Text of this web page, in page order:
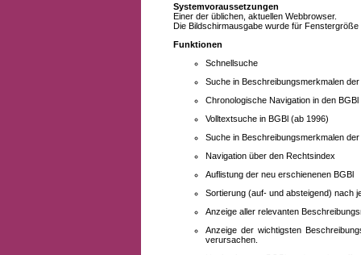
Systemvoraussetzungen
Einer der üblichen, aktuellen Webbrowser.
Die Bildschirmausgabe wurde für
Funktionen
Schnellsuche
Suche in Beschreibungsmerkmalen
Chronologische Navigation in den BGBl
Volltextsuche in BGBl (ab 1996)
Suche in Beschreibungsmerkmalen
Navigation über den Rechtsindex
Auflistung der neu erschienenen BGBl
Sortierung (auf- und absteigend) nach
Anzeige aller relevanten
Anzeige der wichtigsten
verursachen.